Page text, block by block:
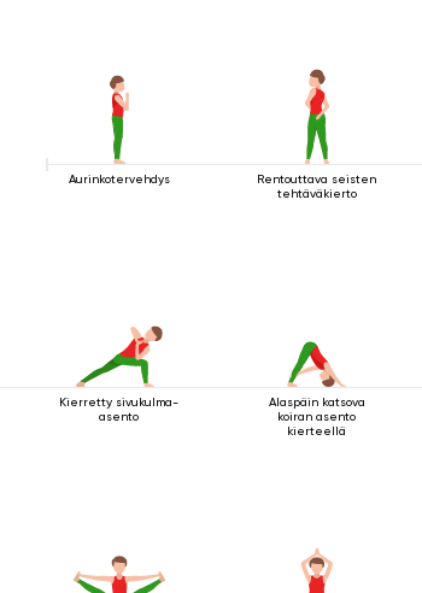
Aurinkotervehdys
Rentouttava seisten
tehtäväkierto
Kierretty sivukulma-
asento
Alaspäin katsova
koiran asento
kierteellä